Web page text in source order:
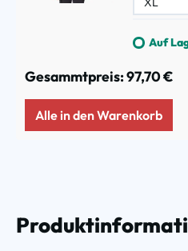
Auf
Gesammtpreis:97,70 €
Alle in den Warenkorb